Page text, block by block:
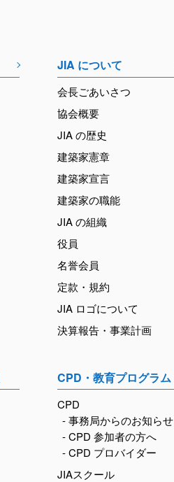
JIA について
会長ごあいさつ
協会概要
JIA の歴史
建築家憲章
建築家宣言
建築家の職能
JIA の組織
役員
名誉会員
定款・規約
JIA ロゴについて
決算報告・事業計画
CPD・教育プログラム
CPD
- 事務局からのお知らせ
- CPD 参加者の方へ
- CPD プロバイダー
JIAスクール